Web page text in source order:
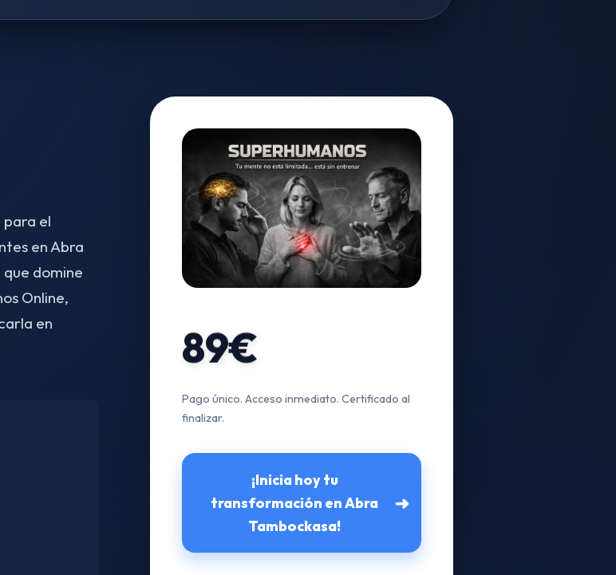
para el
en Abra
domine
Online,
en
89€
Pago único. Acceso inmediato. Certificado al
finalizar.
¡Inicia hoy tu
transformación en Abra
Tambockasa!
➜